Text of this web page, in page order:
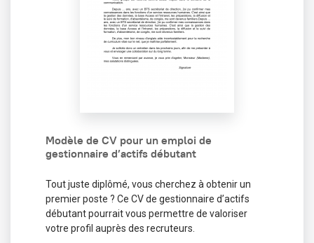
Modèle de CV pour un emploi de
gestionnaire d’actifs débutant
Tout juste diplômé, vous cherchez à obtenir un
premier poste ? Ce CV de gestionnaire d’actifs
débutant pourrait vous permettre de valoriser
votre profil auprès des recruteurs.